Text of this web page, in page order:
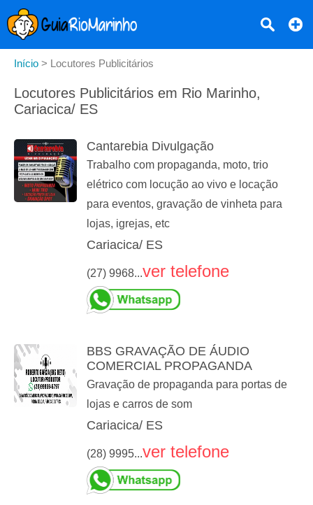
Início > Locutores Publicitários
Locutores Publicitários em Rio Marinho,
Cariacica/ ES
Cantarebia Divulgação
Trabalho com propaganda, moto, trio
elétrico com locução ao vivo e locação
para eventos, gravação de vinheta para
lojas, igrejas, etc
Cariacica/ ES
(27) 9968...ver telefone
BBS GRAVAÇÃO DE ÁUDIO
COMERCIAL PROPAGANDA
Gravação de propaganda para portas de
lojas e carros de som
Cariacica/ ES
(28) 9995...ver telefone